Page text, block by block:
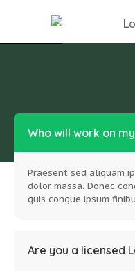
Who will work on
Praesent sed aliquam
dolor massa. Donec
quis congue ipsum
Are you a licensed